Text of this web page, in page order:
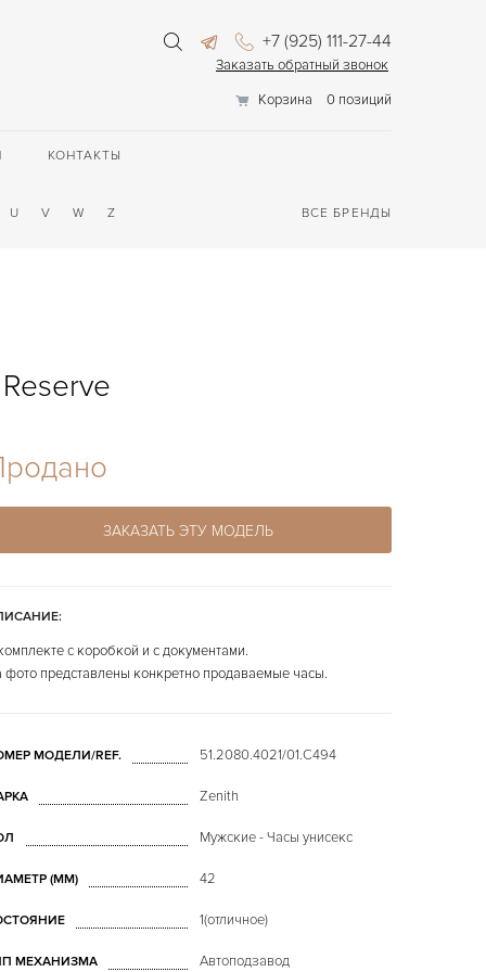
+7 (925) 111-27-44
Заказать обратный звонок
Корзина
0 позиций
КОНТАКТЫ
U V W Z ВСЕ БРЕНДЫ
ЗАКАЗАТЬ ЭТУ МОДЕЛЬ
с коробкой и с документами.
фото представлены конкретно продаваемые часы.
МОДЕЛИ/REF. 51.2080.4021/01.C494
Zenith
Мужские - Часы унисекс
(MM) 42
1(отличное)
МЕХАНИЗМА Автоподзавод